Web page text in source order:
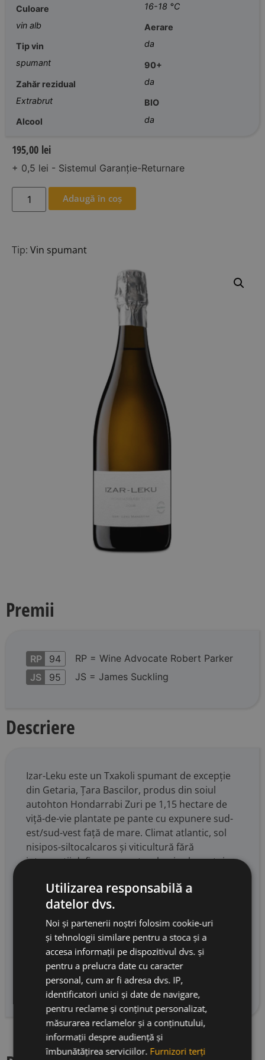
Culoare
vin alb
Tip vin
spumant
Zahăr rezidual
Extrabrut
Alcool
16-18 °C
Aerare
da
90+
da
BIO
da
195,00 lei
+ 0,5 lei - Sistemul Garanție-Returnare
Adaugă în coș
Tip: Vin spumant
Premii
RP 94
RP = Wine Advocate Robert Parker
JS
95 JS = James Suckling
Descriere
Izar-Leku este un Txakoli spumant de excepție
din Getaria, Țara Bascilor, produs din soiul
autohton Hondarrabi Zuri pe 1,15 hectare de
viță-de-vie plantate pe pante cu expunere sud-
est/sud-vest față de mare. Climat atlantic, sol
nisipos-siltocalcaros și viticultură fără
intervenții definesc caracterul unic al acestui
de a doua fermentare în sticlă timp de 34 de
luni pe drojdii, creează o complexitate
stratificată rară: galben pai clar, bule fine bine
integrate, salinitate vibrantă, tonicitate
elegantă și un final excepțional de lung.
Extrabrut, 12,5% alcool. Degorjat în decembrie
2025 si un dozaj de 4g/litru. Proiect al familiei
López de Lacalle, generații reunite.
Utilizarea responsabilă a
datelor dvs.
Noi și partenerii noștri folosim cookie-uri
și tehnologii similare pentru a stoca și a
accesa informații pe dispozitivul dvs. și
pentru a prelucra date cu caracter
personal, cum ar fi adresa dvs. IP,
identificatori unici și date de navigare,
pentru reclame și conținut personalizat,
măsurarea reclamelor și a conținutului,
informații despre audiență și
îmbunătățirea serviciilor. Furnizori terți